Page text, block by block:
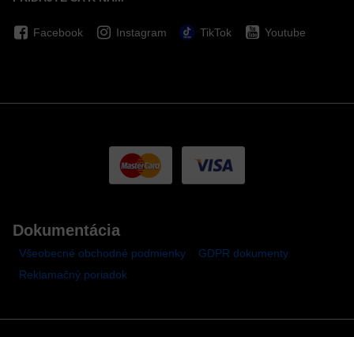
Facebook Instagram TikTok Youtube
Dokumentácia
Všeobecné obchodné podmienky
GDPR dokumenty
Reklamačný poriadok